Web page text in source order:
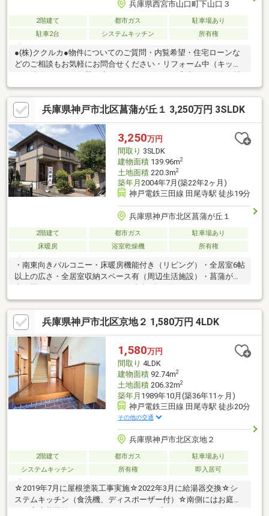
兵庫県西宮市山口町下山口３
2階建て 都市ガス
駐車場あり
駐車2台
システムキッチン 所有権
●(株)ククルカ●物件についてのご質問・内覧希望・住宅ローンな
どのご相談もお気軽にお問合せください・リフォーム中（キッチ
ン、洗面、トイレ、壁、床、インターホン）・室内ＬＤＫ約16帖
あり、太陽光パネル付き・駐車２台可
兵庫県神戸市北区菖蒲が丘１ 3,250万円 3SLDK
3,250万円
間取り 3SLDK
建物面積139.96m2
土地面積220.3m2
築年月 2004年7月(築22年2ヶ月)
神戸電鉄三田線 田尾寺駅 徒歩19分
兵庫県神戸市北区菖蒲が丘１
2階建て 都市ガス
駐車場あり
床暖房
浴室乾燥機 所有権
・南東向きバルコニー・床暖房機能付き（リビング）・全居室6帖
以上の広さ・全居室収納スペース有（周辺生活施設）・菖蒲が丘
バリュ北神星和台・・・・徒歩10分（約750m）・ウエルシア神戸
西山店・・・・・・・徒歩9分（約660ｍ）・業務スーパー岡場
店・・・・・・・・徒歩30分（約2400ｍ）
兵庫県神戸市北区京地２ 1,580万円 4LDK
1,580万円
間取り 4LDK
建物面積92.74m2
土地面積206.32m2
築年月 1989年10月(築36年11ヶ月)
神戸電鉄三田線 田尾寺駅 徒歩20分
その他の交通
兵庫県神戸市北区京地２
2階建て 都市ガス
駐車場あり
システムキッチン
所有権 即入居可
☆2019年7月に屋根塗装工事実施☆2022年3月に給湯器交換☆シ
ステムキッチン（食洗機、ディスポーザー付）☆南側にはお庭が
あり家庭菜園等が楽しめます。☆BBQやプールもおうちで楽しめ